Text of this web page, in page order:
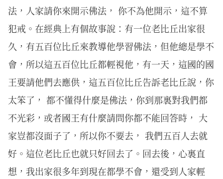
法，人家請你來開示佛法， 你不為他開示，這不算
犯戒。在經典上有個故事說：有一位老比丘出家很
久，有五百位比丘來教導他學習佛法，但他總是學不
會，所以這五百位比丘都輕視他，有一天，這國的國
王要請他們去應供，這五百位比丘告訴老比丘說，你
太笨了， 都不懂得什麼是佛法，你到那裏對我們都
不光彩，或者國王有什麼請問你都不能回答時， 大
家豈都沒面子了，所以你不要去， 我們五百人去就
好。這位老比丘也就只好回去了。回去後，心裏直
想，我出家很多年到現在都學不會，還受到人家輕